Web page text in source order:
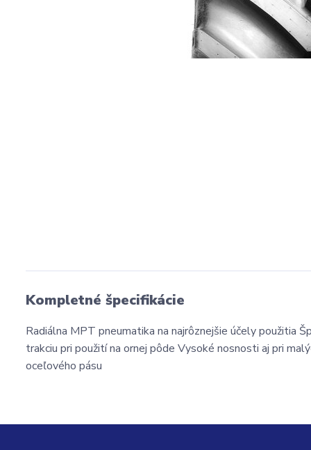
Kompletné špecifikácie
Radiálna MPT pneumatika na najrôznejšie účely použitia
trakciu pri použití na ornej pôde Vysoké nosnosti aj pri
oceľového pásu